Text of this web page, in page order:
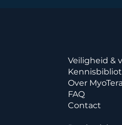
Veiligheid &
Over MyoTera
FAQ
Contact